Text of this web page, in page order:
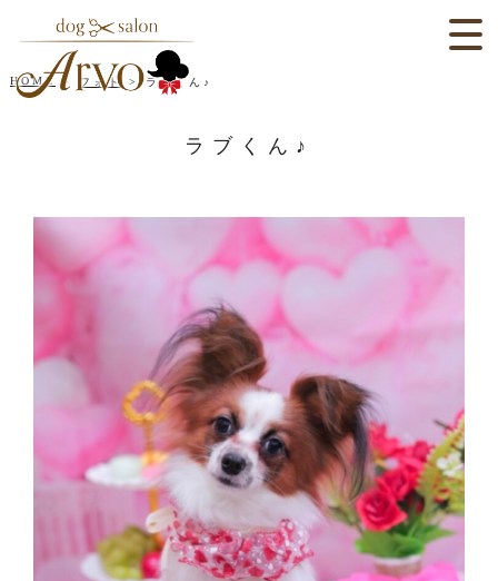
HOME フォト ラブくん♪
ラブくん♪